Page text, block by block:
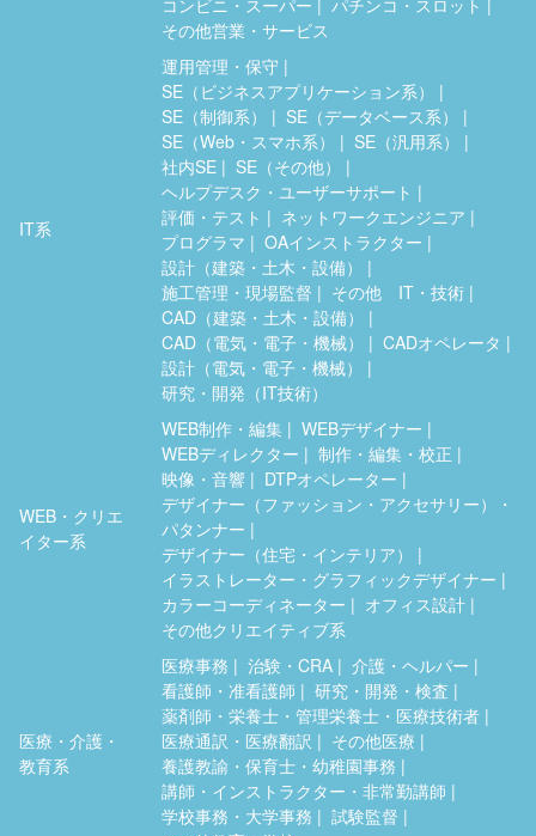
コンビニ・スーパー
パチンコ・スロット
その他営業・サービス
IT系
運用管理・保守
SE（ビジネスアプリケーション系）
SE（制御系）
SE（データベース系）
SE（Web・スマホ系）
SE（汎用系）
社内SE
SE（その他）
ヘルプデスク・ユーザーサポート
評価・テスト
ネットワークエンジニア
プログラマ
OAインストラクター
設計（建築・土木・設備）
施工管理・現場監督
その他 IT・技術
CAD（建築・土木・設備）
CAD（電気・電子・機械）
CADオペレータ
設計（電気・電子・機械）
研究・開発（IT技術）
WEB・クリエ
イター系
WEB制作・編集
WEBデザイナー
WEBディレクター
制作・編集・校正
映像・音響
DTPオペレーター
デザイナー（ファッション・アクセサリー）・
パタンナー
デザイナー（住宅・インテリア）
イラストレーター・グラフィックデザイナー
カラーコーディネーター
オフィス設計
その他クリエイティブ系
医療・介護・
教育系
医療事務 治験・CRA
介護・ヘルパー
看護師・准看護師
研究・開発・検査
薬剤師・栄養士・管理栄養士・医療技術者
医療通訳・医療翻訳
その他医療
養護教諭・保育士・幼稚園事務
講師・インストラクター・非常勤講師
学校事務・大学事務
試験監督